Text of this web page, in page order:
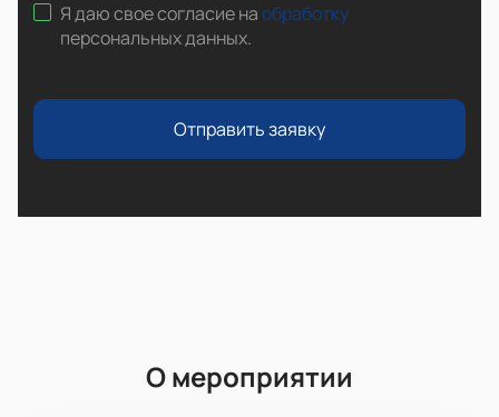
Я даю свое согласие наобработку
персональных данных.
Отправить заявку
О мероприятии